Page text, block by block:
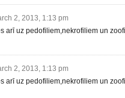
2, 2013, 1:13 pm
arī uz pedofiliem,nekrofiliem un
2, 2013, 1:13 pm
arī uz pedofiliem,nekrofiliem un